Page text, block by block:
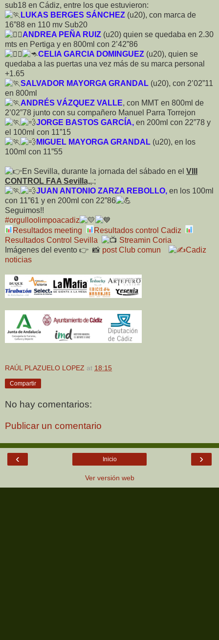
sub18 en Cádiz, entre los que estuvieron:
LUKAS BERGES SÁNCHEZ (u20), con marca de
16”88 en 110 mv Sub20
ANDREA PEÑA RUIZ (u20) quien se quedaba en 2.30
mts en Pertiga y en 800ml con 2’42”86
CELIA GARCIA DOMINGUEZ (u20), quien se
quedaba a las puertas una vez más de su marca personal
+1.65
SALVADOR MAYORGA GRANDAL (u20), con 2’02”11
en 800ml
ANDRÉS VÁZQUEZ VALLE, con MMT en 800ml de
2’02”78 junto con su compañero Manuel Parra Torrejon
JORGE BASTOS GARCÍA, en 200ml con 22”78 y
el 100ml con 11”15
MIGUEL MAYORGA GRANDAL (u20), en los
100ml con 11”55
En Sevilla, durante la jornada del sábado en el VIII
CONTROL FAA Sevilla,..;
JUAN ANTONIO ZARZA REBOLLO, en los 100ml
con 11”61 y en 200ml con 22”86
Seguimos!!
#orgulloolimpoacadiz
Resultados meeting
Resultados control Cadiz
Resultados Control Sevilla
Streamin Coria
Imágenes del evento 👉 📸 post Club comun
Cadiz
noticias
RAÚL PLAZUELO LOPEZ at 18:15
Compartir
No hay comentarios:
Publicar un comentario
‹ ›
Inicio
Ver versión web